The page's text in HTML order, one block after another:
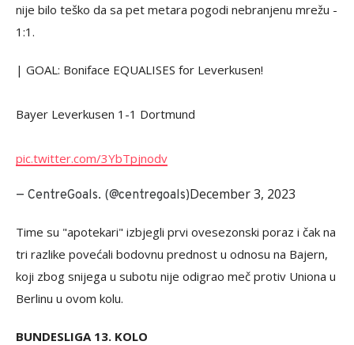
nije bilo teško da sa pet metara pogodi nebranjenu mrežu -
1:1.
| GOAL: Boniface EQUALISES for Leverkusen!
Bayer Leverkusen 1-1 Dortmund
pic.twitter.com/3YbTpjnodv
— CentreGoals. (@centregoals)December 3, 2023
Time su "apotekari" izbjegli prvi ovesezonski poraz i čak na
tri razlike povećali bodovnu prednost u odnosu na Bajern,
koji zbog snijega u subotu nije odigrao meč protiv Uniona u
Berlinu u ovom kolu.
BUNDESLIGA 13. KOLO